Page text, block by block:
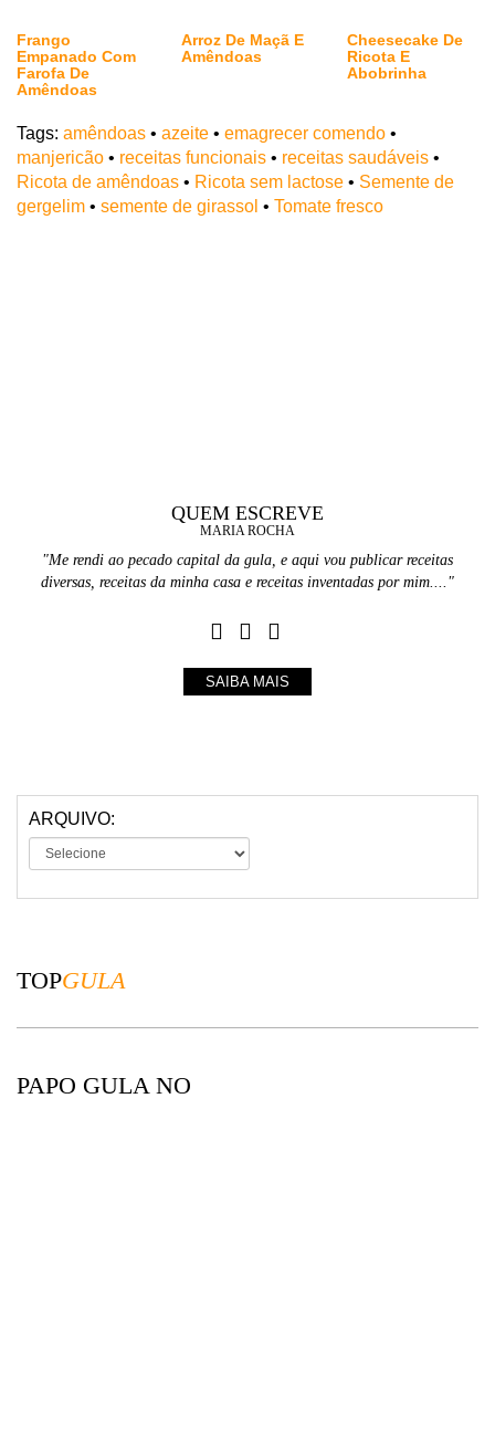
Frango
Empanado Com
Farofa De
Amêndoas
Arroz De Maçã E
Amêndoas
Cheesecake De
Ricota E
Abobrinha
Tags: amêndoas • azeite • emagrecer comendo •
manjericão • receitas funcionais • receitas saudáveis •
Ricota de amêndoas • Ricota sem lactose • Semente de
gergelim • semente de girassol • Tomate fresco
QUEM ESCREVE
MARIA ROCHA
"Me rendi ao pecado capital da gula, e aqui vou publicar receitas
diversas, receitas da minha casa e receitas inventadas por mim...."
SAIBA MAIS
ARQUIVO:
TOPGULA
PAPO GULA NO